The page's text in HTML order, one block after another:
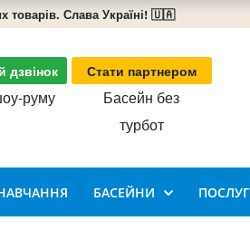
товарів. Слава Україні! 🇺🇦
дзвінок Стати партнером
руму
Басейн без
турбот
БАСЕЙНИ